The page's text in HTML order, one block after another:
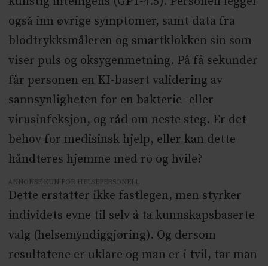
også inn øvrige symptomer, samt data fra
blodtrykksmåleren og smartklokken sin som
viser puls og oksygenmetning. På få sekunder
får personen en KI-basert validering av
sannsynligheten for en bakterie- eller
virusinfeksjon, og råd om neste steg. Er det
behov for medisinsk hjelp, eller kan dette
håndteres hjemme med ro og hvile?
ANNONSE KUN FOR HELSEPERSONELL
Dette erstatter ikke fastlegen, men styrker
individets evne til selv å ta kunnskapsbaserte
valg (helsemyndiggjøring). Og dersom
resultatene er uklare og man er i tvil, tar man